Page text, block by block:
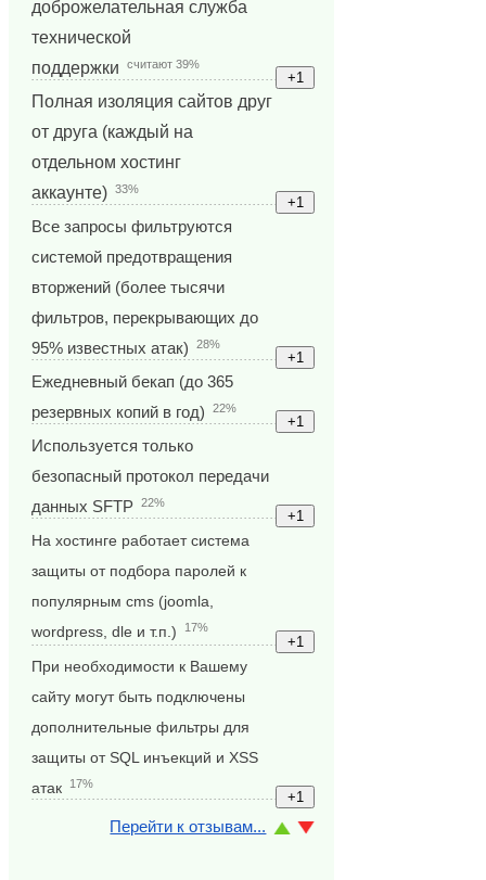
доброжелательная служба
технической
поддержки
считают 39%
Полная изоляция сайтов друг
от друга (каждый на
отдельном хостинг
аккаунте)
33%
Все запросы фильтруются
системой предотвращения
вторжений (более тысячи
фильтров, перекрывающих до
95% известных атак)
28%
Ежедневный бекап (до 365
резервных копий в год)
22%
Используется только
безопасный протокол передачи
данных SFTP
22%
На хостинге работает система
защиты от подбора паролей к
популярным cms (joomla,
wordpress, dle и т.п.)
17%
При необходимости к Вашему
сайту могут быть подключены
дополнительные фильтры для
защиты от SQL инъекций и XSS
атак
17%
Перейти к отзывам...